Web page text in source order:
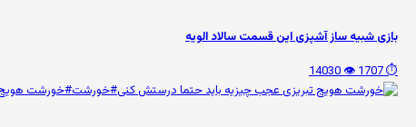
بازی شبیه ساز آشپزی این قسمت سالاد الویه
⏱️ 1707
👁️ 14030